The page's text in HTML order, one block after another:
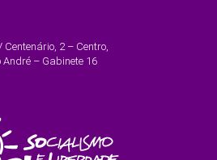
Centenário, 2 – Centro,
André – Gabinete 16